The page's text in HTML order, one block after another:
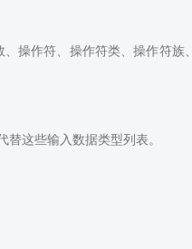
操作符、操作符类、操作符族
这些输入数据类型列表。